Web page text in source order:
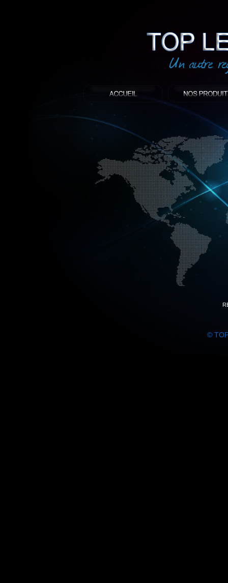
©
: Top led world
Produit décoratif led
Objet publicitaire led
éclairage blanc led
Enseigne publicitaire
Fabriquant et distributeur français
gamme à base de LED.
led, Topledworld, top led world, top
économie énergie, edf, lumière,